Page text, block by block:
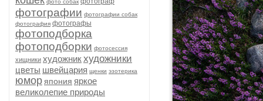
фото собак
фотографии фотографии собак
фотография фотографы
фотоподборка
фотоподборки фотосессия
хищники художникхудожники
цветы швейцария щенки эзотерика
юмор япония яркое
великолепие природы